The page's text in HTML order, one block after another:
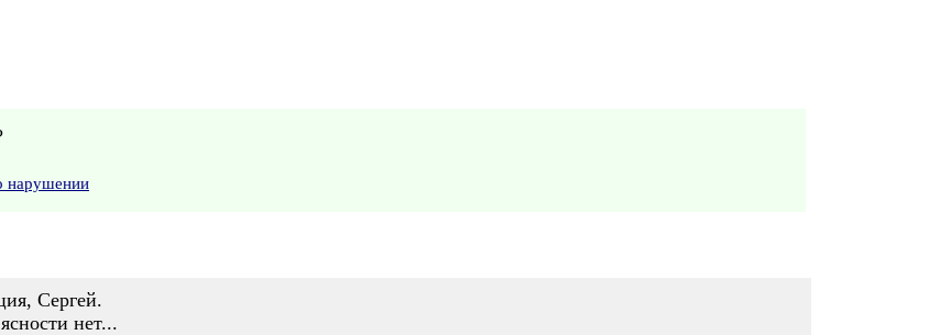
нарушении
Сергей.
нет...